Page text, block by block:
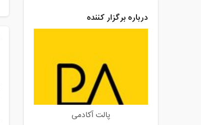
درباره برگزار کننده
پالت آکادمی